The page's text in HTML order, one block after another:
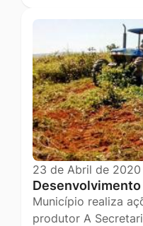
23 de Abril de 2020
Desenvolvimento
Município realiza
produtor A